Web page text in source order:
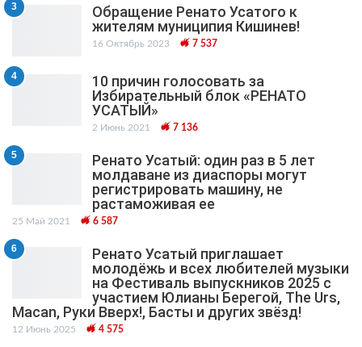
3
Обращение Ренато Усатого к
жителям муниципия Кишинев!
16 Октябрь 2023 7 537
4
10 причин голосовать за
Избирательный блок «РЕНАТО
УСАТЫЙ»
2 Июнь 2021 7 136
5
Ренато Усатый: один раз в 5 лет
молдаване из диаспоры могут
регистрировать машину, не
растаможивая ее
25 Май 2021 6 587
6
Ренато Усатый приглашает
молодёжь и всех любителей музыки
на Фестиваль выпускников 2025 с
участием Юлианы Берегой, The Urs,
Macan, Руки Вверх!, Басты и других звёзд!
12 Июнь 2025 4 575